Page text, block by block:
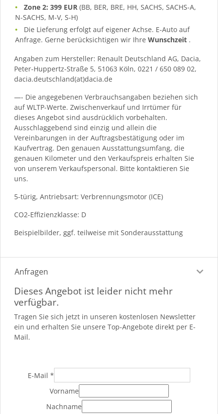
Zone 2: 399 EUR (BB, BER, BRE, HH, SACHS, SACHS-A,
N-SACHS, M-V, S-H)
Die Lieferung erfolgt auf eigener Achse. E-Auto auf
Anfrage. Gerne berücksichtigen wir Ihre Wunschzeit .
Angaben zum Hersteller: Renault Deutschland AG, Dacia,
Peter-Huppertz-Straße 5, 51063 Köln, 0221 / 650 089 02,
dacia.deutschland(at)dacia.de
—- Die angegebenen Verbrauchsangaben beziehen sich
auf WLTP-Werte. Zwischenverkauf und Irrtümer für
dieses Angebot sind ausdrücklich vorbehalten.
Ausschlaggebend sind einzig und allein die
Vereinbarungen in der Auftragsbestätigung oder im
Kaufvertrag. Den genauen Ausstattungsumfang, die
genauen Kilometer und den Verkaufspreis erhalten Sie
von unserem Verkaufspersonal. Bitte kontaktieren Sie
uns.
5-türig, Antriebsart: Verbrennungsmotor (ICE)
CO2-Effizienzklasse: D
Beispielbilder, ggf. teilweise mit Sonderausstattung
Anfragen
Dieses Angebot ist leider nicht mehr
verfügbar.
Tragen Sie sich jetzt in unseren kostenlosen Newsletter
ein und erhalten Sie unsere Top-Angebote direkt per E-
Mail.
E-Mail *
Vorname
Nachname